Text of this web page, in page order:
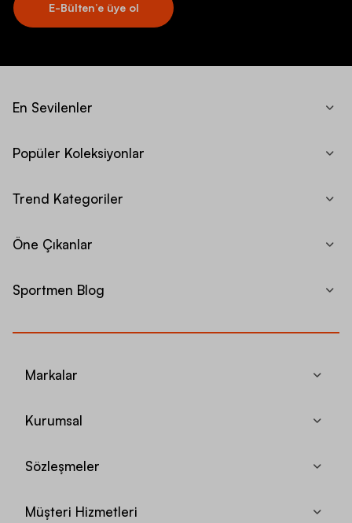
E-Bülten’e üye ol
En Sevilenler
Popüler Koleksiyonlar
Trend Kategoriler
Öne Çıkanlar
Sportmen Blog
Markalar
Kurumsal
Sözleşmeler
Müşteri Hizmetleri